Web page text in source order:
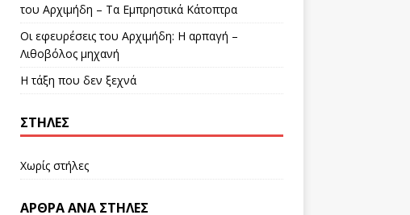
του Αρχιμήδη – Τα Εμπρηστικά Κάτοπτρα
Οι εφευρέσεις του Αρχιμήδη: Η αρπαγή –
Λιθοβόλος μηχανή
Η τάξη που δεν ξεχνά
ΣΤΉΛΕΣ
Χωρίς στήλες
ΆΡΘΡΑ ΑΝΆ ΣΤΉΛΕΣ